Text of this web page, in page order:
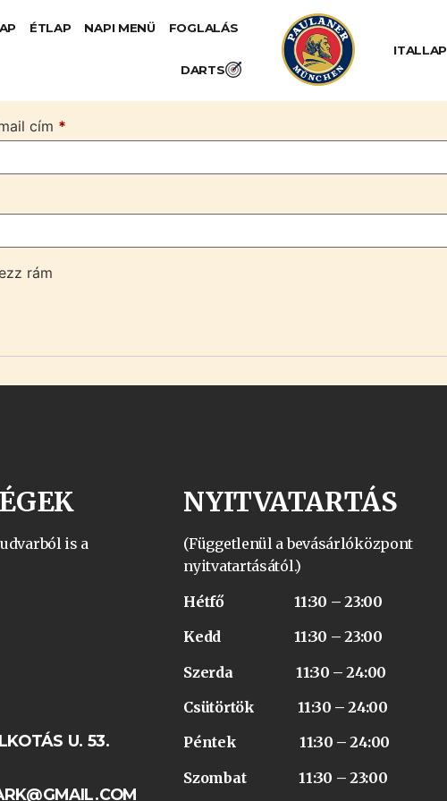
ÉTLAP NAPI MENÜ FOGLALÁS
DARTS
ITALLAP
cím *
rám
is a
U. 53.
NYITVATARTÁS
(Függetlenül a bevásárlóközpont
nyitvatartásától.)
Hétfő 11:30 – 23:00
Kedd 11:30 – 23:00
Szerda 11:30 – 24:00
Csütörtök 11:30 – 24:00
Péntek 11:30 – 24:00
Szombat 11:30 – 23:00